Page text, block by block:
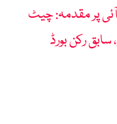
پر مقدمہ: چیٹ
رکن بورڈ